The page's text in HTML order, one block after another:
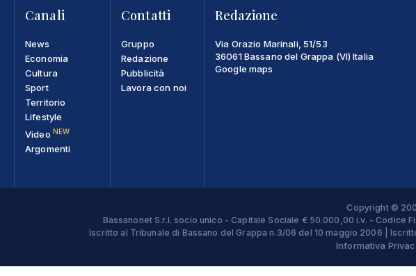
Canali
News
Economia
Cultura
Sport
Territorio
Lifestyle
Video NEW
Argomenti
Contatti
Gruppo
Redazione
Pubblicità
Lavora con noi
Redazione
Via Orazio Marinali, 51/53
36061 Bassano del Grappa (VI) Italia
Google maps
Copyright ©
Bassanonet S.r.l. socio unico - Capitale Sociale € 50.000,00 i.v. - Codice
Iscritto al Tribunale di Bassano del Grappa n.3/06 del 10 maggio 2006 |
Informativa